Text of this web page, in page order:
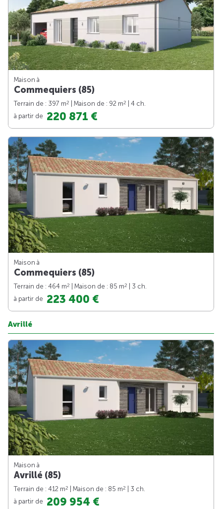
Maison à
Commequiers (85)
Terrain de : 397 m2 | Maison de : 92 m2
| 4 ch.
à partir de 220 871 €
Maison à
Commequiers (85)
Terrain de : 464 m2 | Maison de : 85 m2
| 3 ch.
à partir de 223 400 €
Avrillé
Maison à
Avrillé (85)
Terrain de : 412 m2 | Maison de : 85 m2
| 3 ch.
à partir de 209 954 €